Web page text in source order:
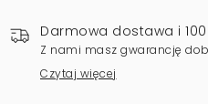
Darmowa dostawa i
Z nami masz gwarancję
Czytaj więcej